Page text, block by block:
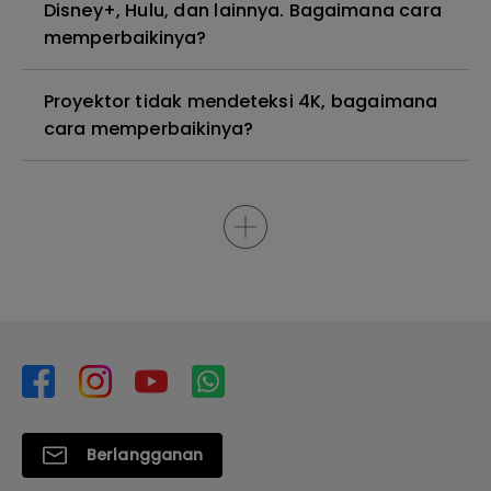
Disney+, Hulu, dan lainnya. Bagaimana cara
memperbaikinya?
Proyektor tidak mendeteksi 4K, bagaimana
cara memperbaikinya?
Berlangganan